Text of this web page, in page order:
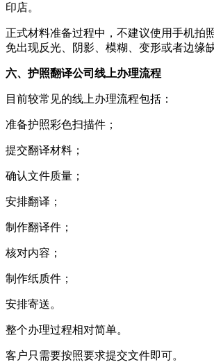
印店。
正式材料准备过程中，不建议使用手机拍
免出现反光、阴影、模糊、变形或者边缘
六、护照翻译公司线上办理流程
目前较常见的线上办理流程包括：
准备护照彩色扫描件；
提交翻译材料；
确认文件质量；
安排翻译；
制作翻译件；
核对内容；
制作纸质件；
安排寄送。
整个办理过程相对简单。
客户只需要按照要求提交文件即可。